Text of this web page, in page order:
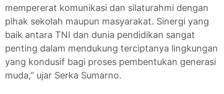
mempererat komunikasi dan silaturahmi dengan
pihak sekolah maupun masyarakat. Sinergi yang
baik antara TNI dan dunia pendidikan sangat
penting dalam mendukung terciptanya lingkungan
yang kondusif bagi proses pembentukan generasi
muda,” ujar Serka Sumarno.